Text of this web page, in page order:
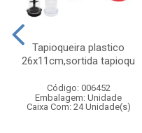
Tapioqueira plastico
26x11cm,sortida tapioqu
Código: 006452
Embalagem: Unidade
Caixa Com: 24 Unidade(s)